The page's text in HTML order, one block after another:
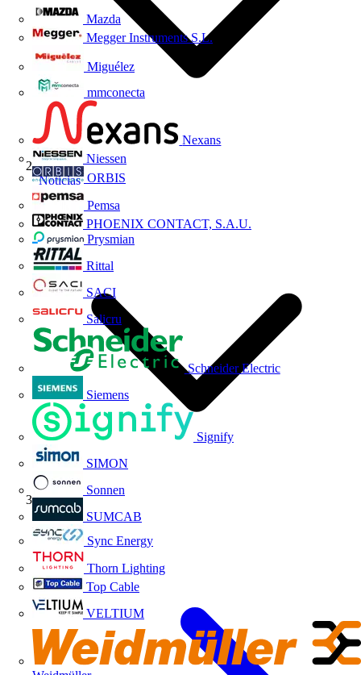
Mazda
Megger Instruments S.L.
Miguélez
mmconecta
Nexans
Niessen
ORBIS
Pemsa
PHOENIX CONTACT, S.A.U.
Prysmian
Rittal
SACI
Salicru
Schneider Electric
Siemens
Signify
SIMON
Sonnen
SUMCAB
Sync Energy
Thorn Lighting
Top Cable
VELTIUM
Noticias
Webinar